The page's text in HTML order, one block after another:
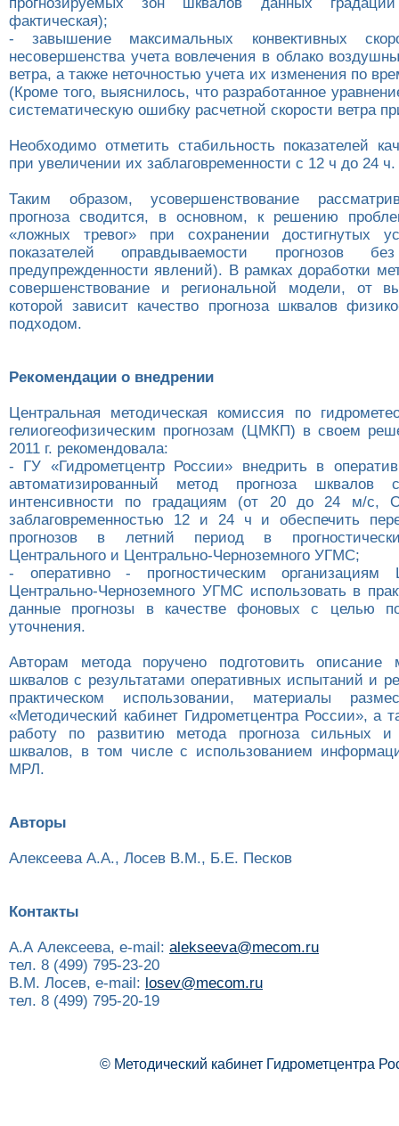
фактическая);
- завышение максимальных конвективных
несовершенства учета вовлечения в облако
ветра, а также неточностью учета их изменения по
(Кроме того, выяснилось, что разработанное
систематическую ошибку расчетной скорости ветра
Необходимо отметить стабильность показателей
при увеличении их заблаговременности с 12 ч до 24 ч.
Таким образом, усовершенствование
прогноза сводится, в основном, к решению
«ложных тревог» при сохранении достигнутых
показателей оправдываемости прогнозов
предупрежденности явлений). В рамках доработки
совершенствование и региональной модели, от
которой зависит качество прогноза шквалов
подходом.
Рекомендации о внедрении
Центральная методическая комиссия по
гелиогеофизическим прогнозам (ЦМКП) в своем
2011 г. рекомендовала:
- ГУ «Гидрометцентр России» внедрить в
автоматизированный метод прогноза шквалов
интенсивности по градациям (от 20 до 24 м/
заблаговременностью 12 и 24 ч и обеспечить
прогнозов в летний период в
Центрального и Центрально-Черноземного УГМС;
- оперативно - прогностическим организациям
Центрально-Черноземного УГМС использовать в
данные прогнозы в качестве фоновых с целью
уточнения.
Авторам метода поручено подготовить описание
шквалов с результатами оперативных испытаний и
практическом использовании, материалы
«Методический кабинет Гидрометцентра России», а
работу по развитию метода прогноза сильных
шквалов, в том числе с использованием
МРЛ.
Авторы
Алексеева А.А., Лосев В.М., Б.Е. Песков
Контакты
А.А Алексеева, e-mail: alekseeva@mecom.ru
тел. 8 (499) 795-23-20
В.М. Лосев, e-mail: losev@mecom.ru
тел. 8 (499) 795-20-19
© Методический кабинет Гидрометцентра